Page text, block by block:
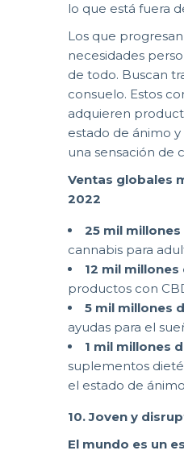
lo que está fuera
Los que
necesidades
de todo. Buscan
consuelo. Estos
adquieren
estado de ánimo
una sensación de
Ventas globales
2022
25 mil
cannabis para
12 mil
productos con
5 mil millones
ayudas para el
1 mil millones
suplementos
el estado de
10. Joven y
El mundo es un